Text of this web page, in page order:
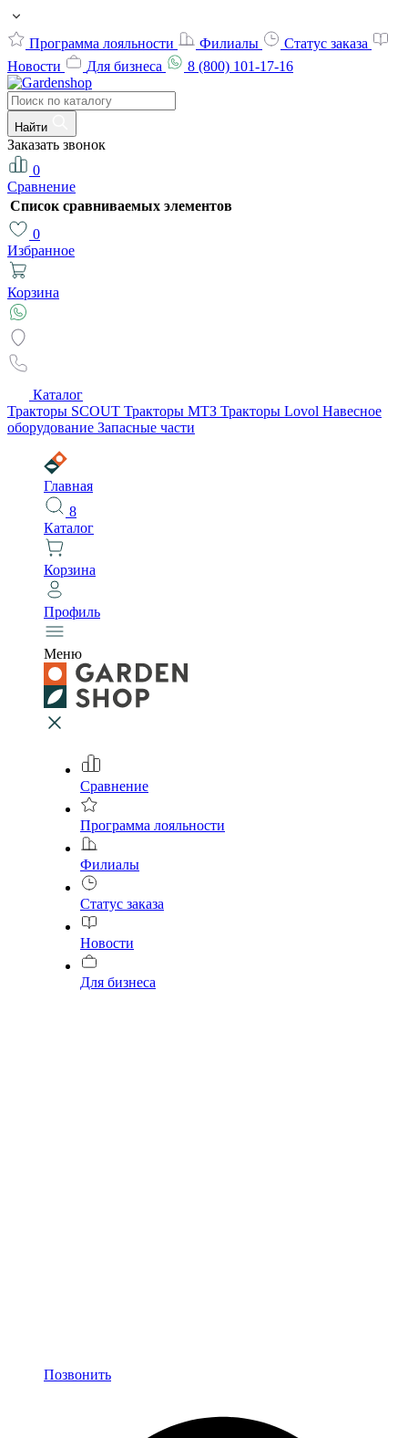
Программа лояльности Филиалы
Статус заказа
Новости
Для бизнеса 8 (800) 101-17-16
Найти
Заказать звонок
0
Сравнение
Список сравниваемых элементов
0
Избранное
Корзина
Каталог
Тракторы SCOUT Тракторы МТЗ Тракторы Lovol Навесное
оборудование Запасные части
Главная
8
Каталог
Корзина
Профиль
Меню
Сравнение
Программа лояльности
Филиалы
Статус заказа
Новости
Для бизнеса
Позвонить